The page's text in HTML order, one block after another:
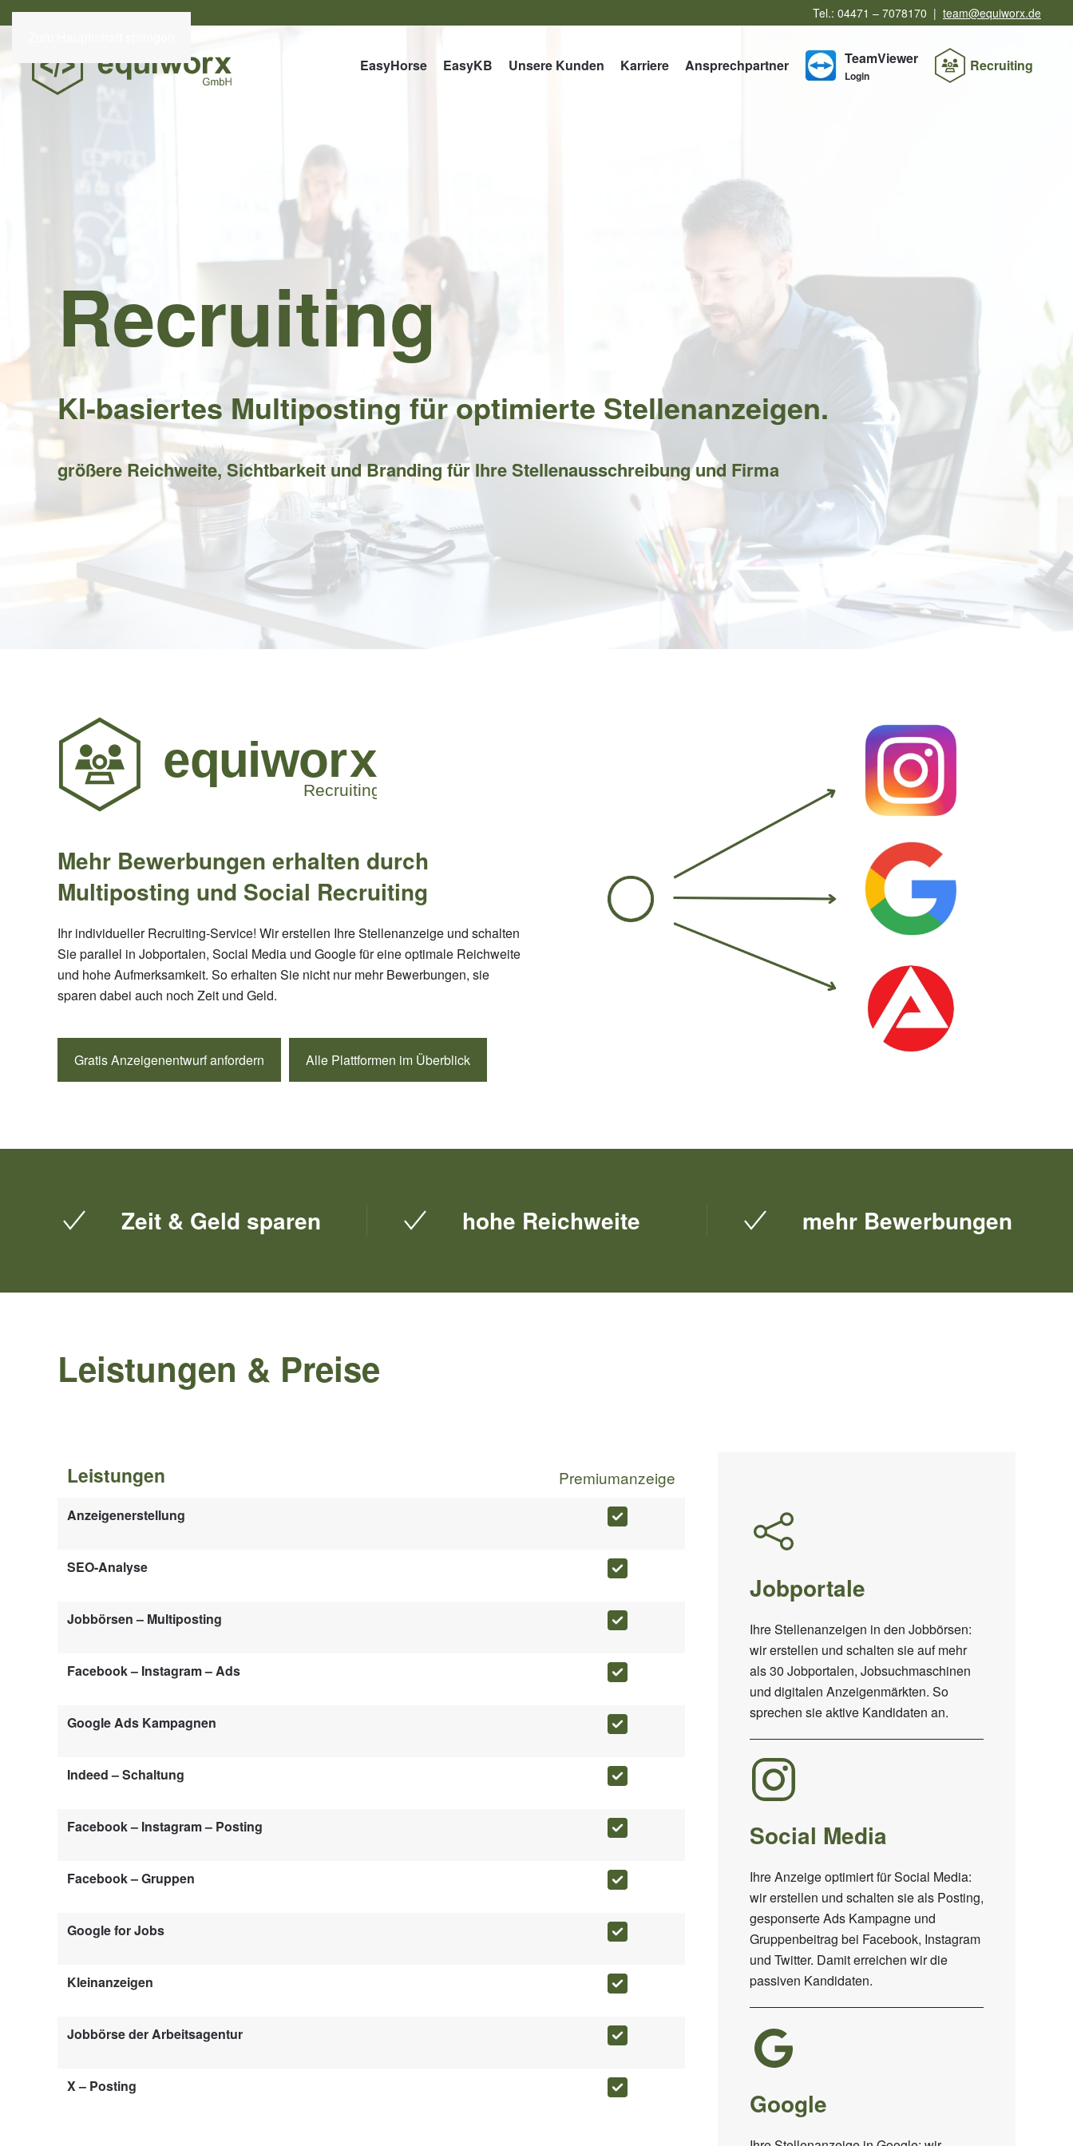
Tel.: 04471 – 7078170 | team@equiworx.de
EasyHorse EasyKB Unsere Kunden Karriere Ansprechpartner TeamViewer
Login
Recruiting
Recruiting
KI-basiertes Multiposting für optimierte Stellenanzeigen.
größere Reichweite, Sichtbarkeit und Branding für Ihre Stellenausschreibung und Firma
Mehr Bewerbungen erhalten durch
Multiposting und Social Recruiting
Ihr individueller Recruiting-Service! Wir erstellen Ihre Stellenanzeige und schalten
Sie parallel in Jobportalen, Social Media und Google für eine optimale Reichweite
und hohe Aufmerksamkeit. So erhalten Sie nicht nur mehr Bewerbungen, sie
sparen dabei auch noch Zeit und Geld.
Gratis Anzeigenentwurf anfordern Alle Plattformen im Überblick
Zeit & Geld sparen hohe Reichweite mehr Bewerbungen
Leistungen & Preise
Leistungen Premiumanzeige
Anzeigenerstellung
SEO-Analyse
Jobbörsen – Multiposting
Facebook – Instagram – Ads
Google Ads Kampagnen
Indeed – Schaltung
Facebook – Instagram – Posting
Facebook – Gruppen
Google for Jobs
Kleinanzeigen
Jobbörse der Arbeitsagentur
X – Posting
Jobportale
Ihre Stellenanzeigen in den Jobbörsen:
wir erstellen und schalten sie auf mehr
als 30 Jobportalen, Jobsuchmaschinen
und digitalen Anzeigenmärkten. So
sprechen sie aktive Kandidaten an.
Social Media
Ihre Anzeige optimiert für Social Media:
wir erstellen und schalten sie als Posting,
gesponserte Ads Kampagne und
Gruppenbeitrag bei Facebook, Instagram
und Twitter. Damit erreichen wir die
passiven Kandidaten.
Google